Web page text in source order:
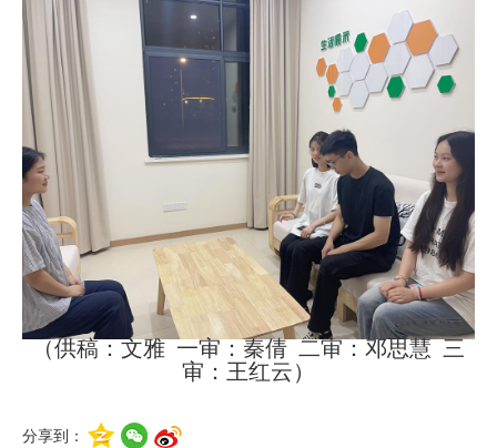
（供稿：文雅 一审：秦倩 二审：邓思慧 三
审：王红云）
分享到：